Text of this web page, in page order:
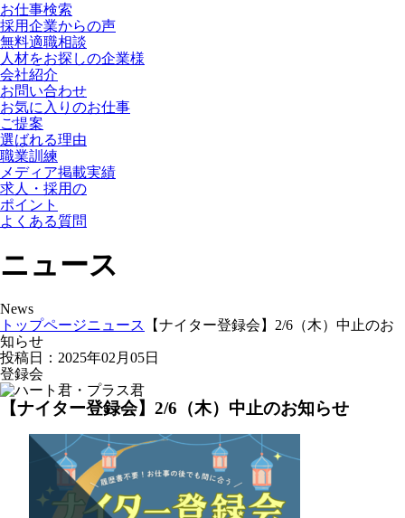
お仕事検索
採用企業からの声
無料適職相談
人材をお探しの企業様
会社紹介
お問い合わせ
お気に入りのお仕事
ご提案
選ばれる理由
職業訓練
メディア掲載実績
求人・採用の
ポイント
よくある質問
ニュース
News
トップページニュース
【ナイター登録会】2/6（木）中止のお
知らせ
投稿日：2025年02月05日
登録会
【ナイター登録会】2/6（木）中止のお知らせ